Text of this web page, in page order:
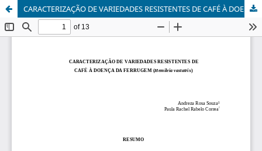
CARACTERIZAÇÃO DE VARIEDADES RESISTENTES DE CAFÉ À DOENÇA DA FERRUGEM (Hemileia vastatrix)